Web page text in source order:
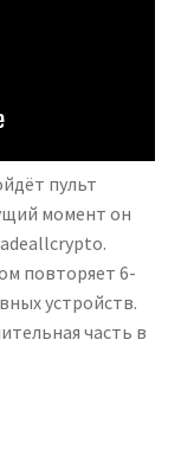
пульт
момент он
повторяет 6-
устройств.
часть в